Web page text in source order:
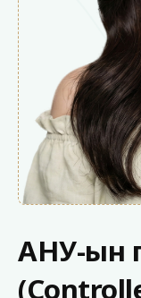
АНУ-ын